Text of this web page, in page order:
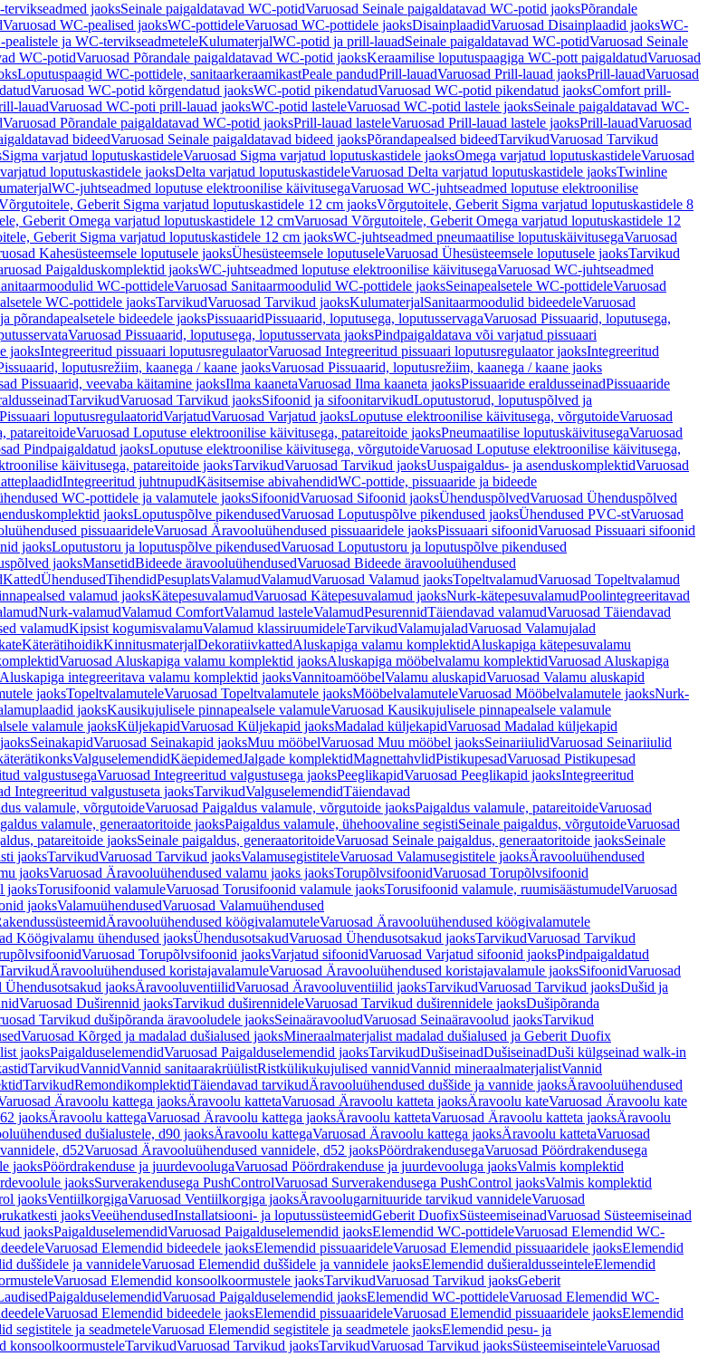
jaoksSeinale paigaldatavad WC-potidVaruosad Seinale paigaldatavad WC-potid jaoksPõrandale
Varuosad WC-pealised jaoksWC-pottideleVaruosad WC-pottidele jaoksDisainplaadidVaruosad Disainplaadid jaoksWC-
pealistele ja WC-tervikseadmeteleKulumaterjalWC-potid ja prill-lauadSeinale paigaldatavad WC-potidVaruosad Seinale
WC-potidVaruosad Põrandale paigaldatavad WC-potid jaoksKeraamilise loputuspaagiga WC-pott paigaldatudVaruosad
Loputuspaagid WC-pottidele, sanitaarkeraamikastPeale pandudPrill-lauadVaruosad Prill-lauad jaoksPrill-lauadVaruosad
Varuosad WC-potid kõrgendatud jaoksWC-potid pikendatudVaruosad WC-potid pikendatud jaoksComfort prill-
lauadVaruosad WC-poti prill-lauad jaoksWC-potid lasteleVaruosad WC-potid lastele jaoksSeinale paigaldatavad WC-
Varuosad Põrandale paigaldatavad WC-potid jaoksPrill-lauad lasteleVaruosad Prill-lauad lastele jaoksPrill-lauadVaruosad
bideedVaruosad Seinale paigaldatavad bideed jaoksPõrandapealsed bideedTarvikudVaruosad Tarvikud
Sigma varjatud loputuskastideleVaruosad Sigma varjatud loputuskastidele jaoksOmega varjatud loputuskastideleVaruosad
loputuskastidele jaoksDelta varjatud loputuskastideleVaruosad Delta varjatud loputuskastidele jaoksTwinline
WC-juhtseadmed loputuse elektroonilise käivitusegaVaruosad WC-juhtseadmed loputuse elektroonilise
Geberit Sigma varjatud loputuskastidele 12 cm jaoksVõrgutoitele, Geberit Sigma varjatud loputuskastidele 8
Geberit Omega varjatud loputuskastidele 12 cmVaruosad Võrgutoitele, Geberit Omega varjatud loputuskastidele 12
Geberit Sigma varjatud loputuskastidele 12 cm jaoksWC-juhtseadmed pneumaatilise loputuskäivitusegaVaruosad
Kahesüsteemsele loputusele jaoksÜhesüsteemsele loputuseleVaruosad Ühesüsteemsele loputusele jaoksTarvikud
Paigalduskomplektid jaoksWC-juhtseadmed loputuse elektroonilise käivitusegaVaruosad WC-juhtseadmed
WC-pottideleVaruosad Sanitaarmoodulid WC-pottidele jaoksSeinapealsetele WC-pottideleVaruosad
WC-pottidele jaoksTarvikudVaruosad Tarvikud jaoksKulumaterjalSanitaarmoodulid bideedeleVaruosad
põrandapealsetele bideedele jaoksPissuaaridPissuaarid, loputusega, loputusservagaVaruosad Pissuaarid, loputusega,
Varuosad Pissuaarid, loputusega, loputusservata jaoksPindpaigaldatava või varjatud pissuaari
jaoksIntegreeritud pissuaari loputusregulaatorVaruosad Integreeritud pissuaari loputusregulaator jaoksIntegreeritud
loputusrežiim, kaanega / kaane jaoksVaruosad Pissuaarid, loputusrežiim, kaanega / kaane jaoks
Pissuaarid, veevaba käitamine jaoksIlma kaanetaVaruosad Ilma kaaneta jaoksPissuaaride eraldusseinadPissuaaride
TarvikudVaruosad Tarvikud jaoksSifoonid ja sifoonitarvikudLoputustorud, loputuspõlved ja
Pissuaari loputusregulaatoridVarjatudVaruosad Varjatud jaoksLoputuse elektroonilise käivitusega, võrgutoideVaruosad
patareitoideVaruosad Loputuse elektroonilise käivitusega, patareitoide jaoksPneumaatilise loputuskäivitusegaVaruosad
Pindpaigaldatud jaoksLoputuse elektroonilise käivitusega, võrgutoideVaruosad Loputuse elektroonilise käivitusega,
käivitusega, patareitoide jaoksTarvikudVaruosad Tarvikud jaoksUuspaigaldus- ja asenduskomplektidVaruosad
Integreeritud juhtnupudKäsitsemise abivahendidWC-pottide, pissuaaride ja bideede
WC-pottidele ja valamutele jaoksSifoonidVaruosad Sifoonid jaoksÜhenduspõlvedVaruosad Ühenduspõlved
jaoksLoputuspõlve pikendusedVaruosad Loputuspõlve pikendused jaoksÜhendused PVC-stVaruosad
pissuaarideleVaruosad Äravooluühendused pissuaaridele jaoksPissuaari sifoonidVaruosad Pissuaari sifoonid
jaoksLoputustoru ja loputuspõlve pikendusedVaruosad Loputustoru ja loputuspõlve pikendused
jaoksMansetidBideede äravooluühendusedVaruosad Bideede äravooluühendused
KattedÜhendusedTihendidPesuplatsValamudValamudVaruosad Valamud jaoksTopeltvalamudVaruosad Topeltvalamud
valamud jaoksKätepesuvalamudVaruosad Kätepesuvalamud jaoksNurk-kätepesuvalamudPoolintegreeritavad
Nurk-valamudValamud ComfortValamud lasteleValamudPesurennidTäiendavad valamudVaruosad Täiendavad
valamudKipsist kogumisvalamuValamud klassiruumideleTarvikudValamujaladVaruosad Valamujalad
KäterätihoidikKinnitusmaterjalDekoratiivkattedAluskapiga valamu komplektidAluskapiga kätepesuvalamu
Varuosad Aluskapiga valamu komplektid jaoksAluskapiga mööbelvalamu komplektidVaruosad Aluskapiga
integreeritava valamu komplektid jaoksVannitoamööbelValamu aluskapidVaruosad Valamu aluskapid
jaoksTopeltvalamuteleVaruosad Topeltvalamutele jaoksMööbelvalamuteleVaruosad Mööbelvalamutele jaoksNurk-
jaoksKausikujulisele pinnapealsele valamuleVaruosad Kausikujulisele pinnapealsele valamule
valamule jaoksKüljekapidVaruosad Küljekapid jaoksMadalad küljekapidVaruosad Madalad küljekapid
SeinakapidVaruosad Seinakapid jaoksMuu mööbelVaruosad Muu mööbel jaoksSeinariiulidVaruosad Seinariiulid
ValguselemendidKäepidemedJalgade komplektidMagnettahvlidPistikupesadVaruosad Pistikupesad
valgustusegaVaruosad Integreeritud valgustusega jaoksPeeglikapidVaruosad Peeglikapid jaoksIntegreeritud
Integreeritud valgustuseta jaoksTarvikudValguselemendidTäiendavad
valamule, võrgutoideVaruosad Paigaldus valamule, võrgutoide jaoksPaigaldus valamule, patareitoideVaruosad
valamule, generaatoritoide jaoksPaigaldus valamule, ühehoovaline segistiSeinale paigaldus, võrgutoideVaruosad
patareitoide jaoksSeinale paigaldus, generaatoritoideVaruosad Seinale paigaldus, generaatoritoide jaoksSeinale
jaoksTarvikudVaruosad Tarvikud jaoksValamusegistiteleVaruosad Valamusegistitele jaoksÄravooluühendused
jaoksVaruosad Äravooluühendused valamu jaoks jaoksTorupõlvsifoonidVaruosad Torupõlvsifoonid
jaoksTorusifoonid valamuleVaruosad Torusifoonid valamule jaoksTorusifoonid valamule, ruumisäästumudelVaruosad
jaoksValamuühendusedVaruosad Valamuühendused
Äravooluühendused köögivalamuteleVaruosad Äravooluühendused köögivalamutele
Köögivalamu ühendused jaoksÜhendusotsakudVaruosad Ühendusotsakud jaoksTarvikudVaruosad Tarvikud
Varuosad Torupõlvsifoonid jaoksVarjatud sifoonidVaruosad Varjatud sifoonid jaoksPindpaigaldatud
Äravooluühendused koristajavalamuleVaruosad Äravooluühendused koristajavalamule jaoksSifoonidVaruosad
Ühendusotsakud jaoksÄravooluventiilidVaruosad Äravooluventiilid jaoksTarvikudVaruosad Tarvikud jaoksDušid ja
Varuosad Duširennid jaoksTarvikud duširennideleVaruosad Tarvikud duširennidele jaoksDušipõranda
Tarvikud dušipõranda äravooludele jaoksSeinaäravooludVaruosad Seinaäravoolud jaoksTarvikud
Varuosad Kõrged ja madalad dušialused jaoksMineraalmaterjalist madalad dušialused ja Geberit Duofix
jaoksPaigalduselemendidVaruosad Paigalduselemendid jaoksTarvikudDušiseinadDušiseinadDuši külgseinad walk-in
TarvikudVannidVannid sanitaarakrüülistRistkülikukujulised vannidVannid mineraalmaterjalistVannid
TarvikudRemondikomplektidTäiendavad tarvikudÄravooluühendused duššide ja vannide jaoksÄravooluühendused
Äravoolu kattega jaoksÄravoolu kattetaVaruosad Äravoolu katteta jaoksÄravoolu kateVaruosad Äravoolu kate
jaoksÄravoolu kattegaVaruosad Äravoolu kattega jaoksÄravoolu kattetaVaruosad Äravoolu katteta jaoksÄravoolu
dušialustele, d90 jaoksÄravoolu kattegaVaruosad Äravoolu kattega jaoksÄravoolu kattetaVaruosad
d52Varuosad Äravooluühendused vannidele, d52 jaoksPöördrakendusegaVaruosad Pöördrakendusega
jaoksPöördrakenduse ja juurdevoolugaVaruosad Pöördrakenduse ja juurdevooluga jaoksValmis komplektid
jaoksSurverakendusega PushControlVaruosad Surverakendusega PushControl jaoksValmis komplektid
jaoksVentiilkorgigaVaruosad Ventiilkorgiga jaoksÄravoolugarnituuride tarvikud vannideleVaruosad
jaoksVeeühendusedInstallatsiooni- ja loputussüsteemidGeberit DuofixSüsteemiseinadVaruosad Süsteemiseinad
jaoksPaigalduselemendidVaruosad Paigalduselemendid jaoksElemendid WC-pottideleVaruosad Elemendid WC-
Varuosad Elemendid bideedele jaoksElemendid pissuaarideleVaruosad Elemendid pissuaaridele jaoksElemendid
duššidele ja vannideleVaruosad Elemendid duššidele ja vannidele jaoksElemendid dušieraldusseinteleElemendid
Varuosad Elemendid konsoolkoormustele jaoksTarvikudVaruosad Tarvikud jaoksGeberit
PaigalduselemendidVaruosad Paigalduselemendid jaoksElemendid WC-pottideleVaruosad Elemendid WC-
Varuosad Elemendid bideedele jaoksElemendid pissuaarideleVaruosad Elemendid pissuaaridele jaoksElemendid
segistitele ja seadmeteleVaruosad Elemendid segistitele ja seadmetele jaoksElemendid pesu- ja
konsoolkoormusteleTarvikudVaruosad Tarvikud jaoksTarvikudVaruosad Tarvikud jaoksSüsteemiseinteleVaruosad